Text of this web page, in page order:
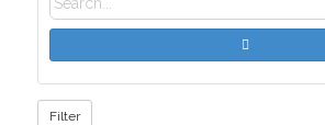
Filter